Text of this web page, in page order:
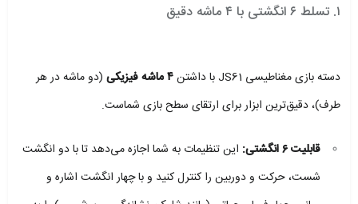
۱. تسلط ۶ انگشتی با ۴ ماشه دقیق
دسته بازی مغناطیسی JS61 با داشتن ۴ ماشه فیزیکی
(دو ماشه در هر
طرف)، دقیق‌ترین ابزار برای ارتقای سطح بازی شماست.
قابلیت ۶ انگشتی:
این تنظیمات به شما اجازه می‌دهد تا با دو انگشت
شست، حرکت و دوربین را کنترل کنید و با چهار انگشت اشاره و